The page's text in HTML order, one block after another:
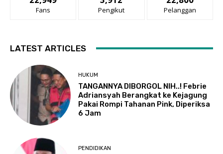
Fans Pengikut Pelanggan
LATEST ARTICLES
HUKUM
TANGANNYA DIBORGOL NIH..! Febrie
Adriansyah Berangkat ke Kejagung
Pakai Rompi Tahanan Pink, Diperiksa
6 Jam
PENDIDIKAN